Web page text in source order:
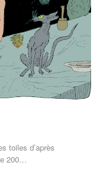
toiles d’après
200…